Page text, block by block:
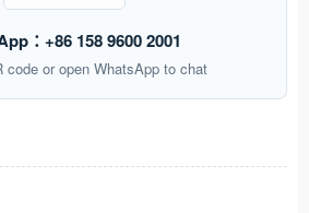
：+86 158 9600 2001
code or open WhatsApp to chat